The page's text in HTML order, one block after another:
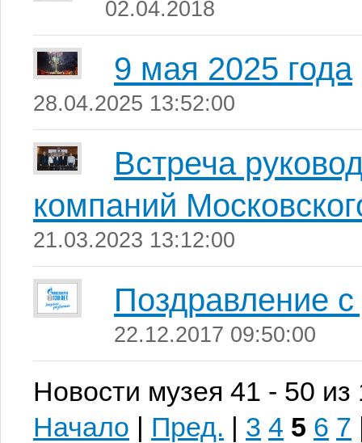
02.04.2018
9 мая 2025 года
28.04.2025 13:52:00
Встреча
компаний
21.03.2023 13:12:00
Поздравление
22.12.2017 09:50:00
Новости музея 41 - 50 из
Начало | Пред. | 3 4 5 6 7